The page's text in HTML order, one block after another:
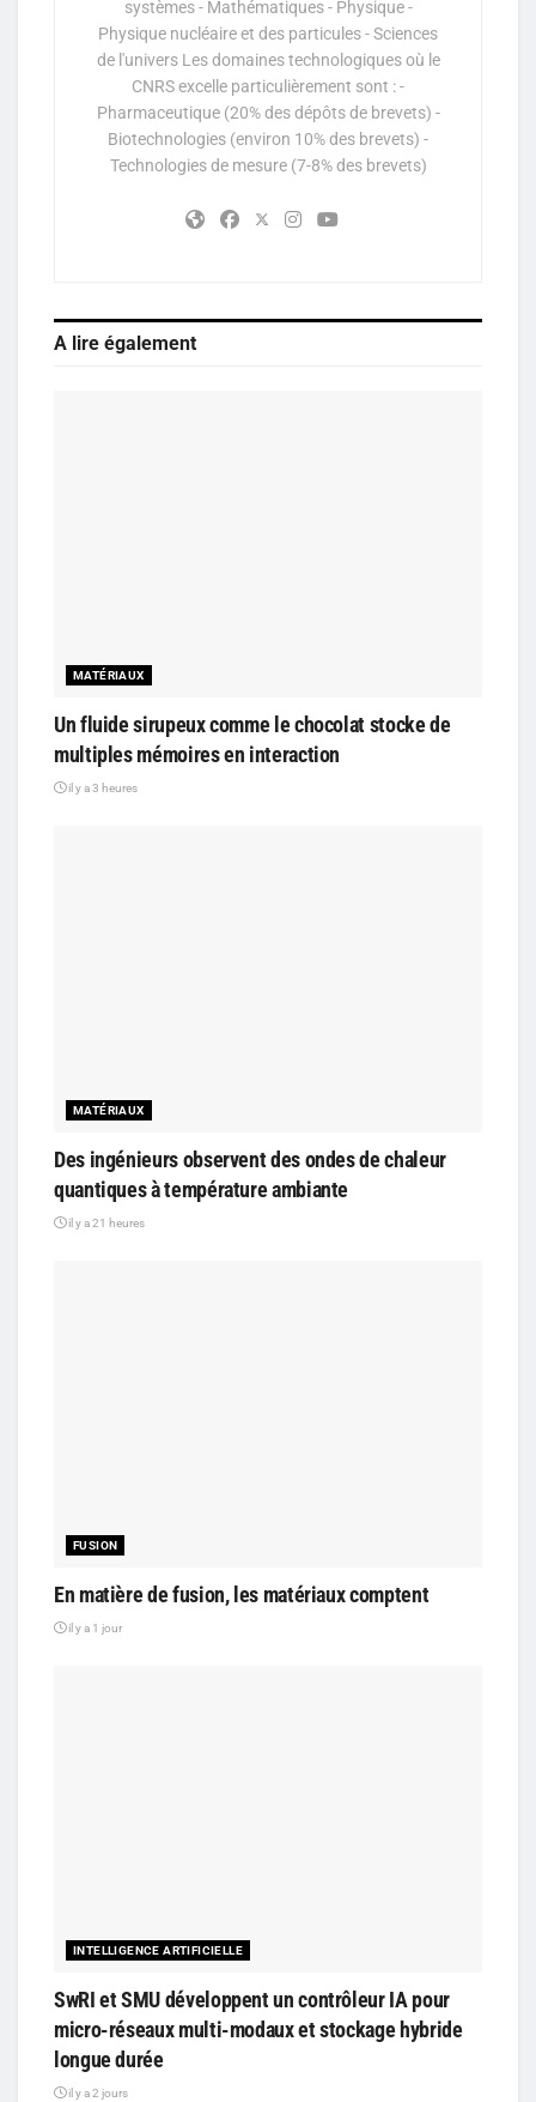
systèmes - Mathématiques - Physique -
Physique nucléaire et des particules - Sciences
de l'univers Les domaines technologiques où le
CNRS excelle particulièrement sont : -
Pharmaceutique (20% des dépôts de brevets) -
Biotechnologies (environ 10% des brevets) -
Technologies de mesure (7-8% des brevets)
A lire également
MATÉRIAUX
Un fluide sirupeux comme le chocolat stocke de
multiples mémoires en interaction
il y a 3 heures
MATÉRIAUX
Des ingénieurs observent des ondes de chaleur
quantiques à température ambiante
il y a 21 heures
FUSION
En matière de fusion, les matériaux comptent
il y a 1 jour
INTELLIGENCE ARTIFICIELLE
SwRI et SMU développent un contrôleur IA pour
micro-réseaux multi-modaux et stockage hybride
longue durée
il y a 2 jours